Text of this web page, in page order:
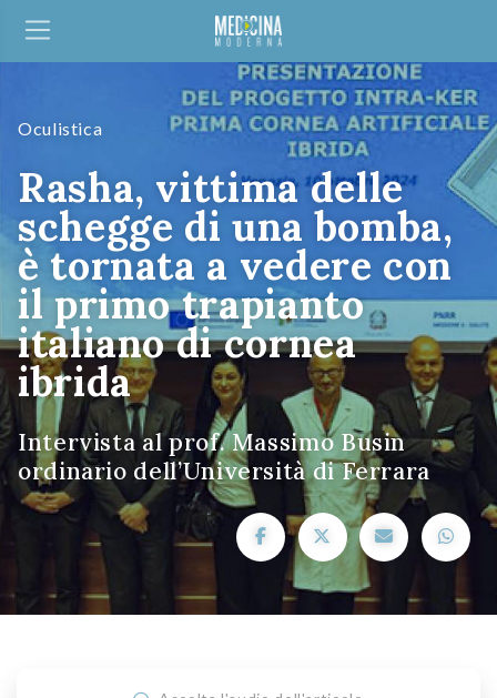
Oculistica
Rasha, vittima delle
schegge di una bomba,
è tornata a vedere con
il primo trapianto
italiano di cornea
ibrida
Intervista al prof. Massimo Busin
ordinario dell’Università di Ferrara